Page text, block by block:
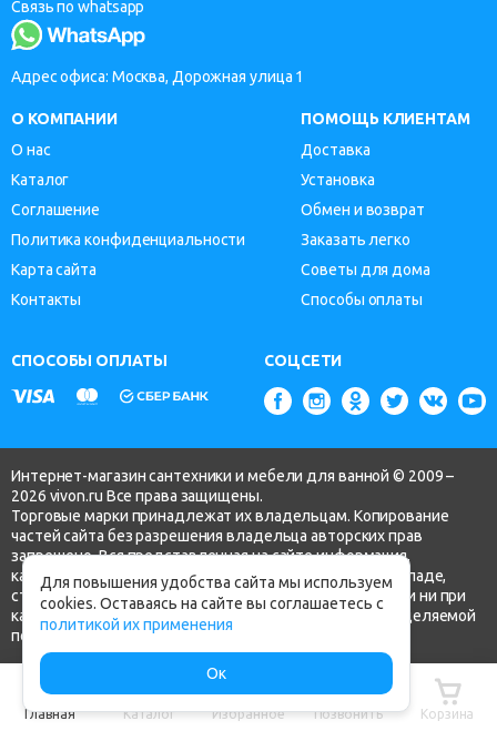
Главная Каталог Избранное Позвонить Корзина
Связь по whatsapp
Адрес офиса: Москва, Дорожная улица 1
О КОМПАНИИ
О нас
Каталог
Соглашение
Политика конфиденциальности
Карта сайта
Контакты
ПОМОЩЬ КЛИЕНТАМ
Доставка
Установка
Обмен и возврат
Заказать легко
Советы для дома
Способы оплаты
СПОСОБЫ ОПЛАТЫ СОЦСЕТИ
Интернет-магазин сантехники и мебели для ванной © 2009 –
2026 vivon.ru Все права защищены.
Торговые марки принадлежат их владельцам. Копирование
частей сайта без разрешения владельца авторских прав
запрещено. Вся представленная на сайте информация,
касающаяся технических характеристик, наличия на складе,
стоимости товаров, носит информационный характер и ни при
каких условиях не является публичной офертой, определяемой
положениями ч.2 ст. 437 Гражданского кодекса РФ.
Для повышения удобства сайта мы используем
cookies. Оставаясь на сайте вы соглашаетесь с
политикой их применения
Ок